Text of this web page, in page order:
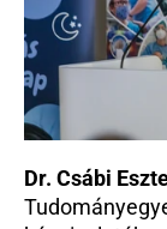
Dr. Csábi